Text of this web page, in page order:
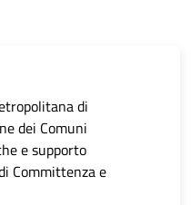
di
dei Comuni
e supporto
Committenza e